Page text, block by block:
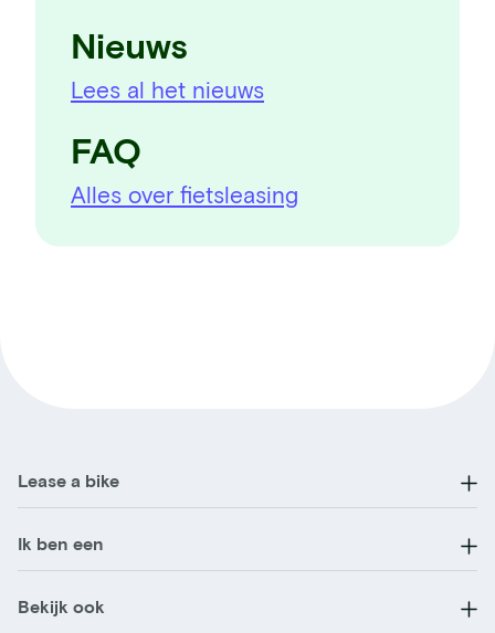
Nieuws
Lees al het nieuws
FAQ
Alles over fietsleasing
Lease a bike
Ik ben een
Bekijk ook